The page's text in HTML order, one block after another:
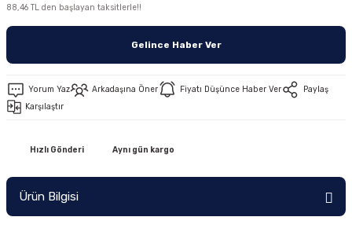
88,46 TL den başlayan taksitlerle!!
Gelince Haber Ver
Yorum Yaz Arkadaşına Öner Fiyatı Düşünce Haber Ver
Paylaş
Karşılaştır
Hızlı Gönderi Aynı gün kargo
Ürün Bilgisi